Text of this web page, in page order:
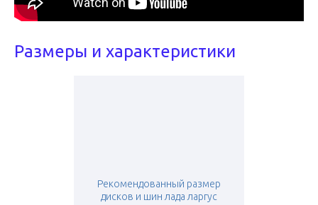
Размеры и характеристики
Рекомендованный размер
дисков и шин лада ларгус